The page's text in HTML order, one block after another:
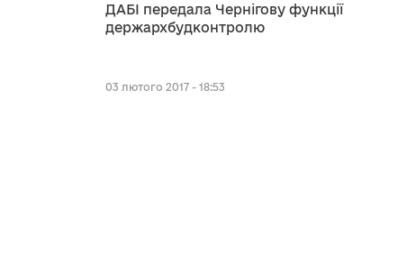
ДАБІ передала Чернігову функції
держархбудконтролю
03 лютого 2017 - 18:53